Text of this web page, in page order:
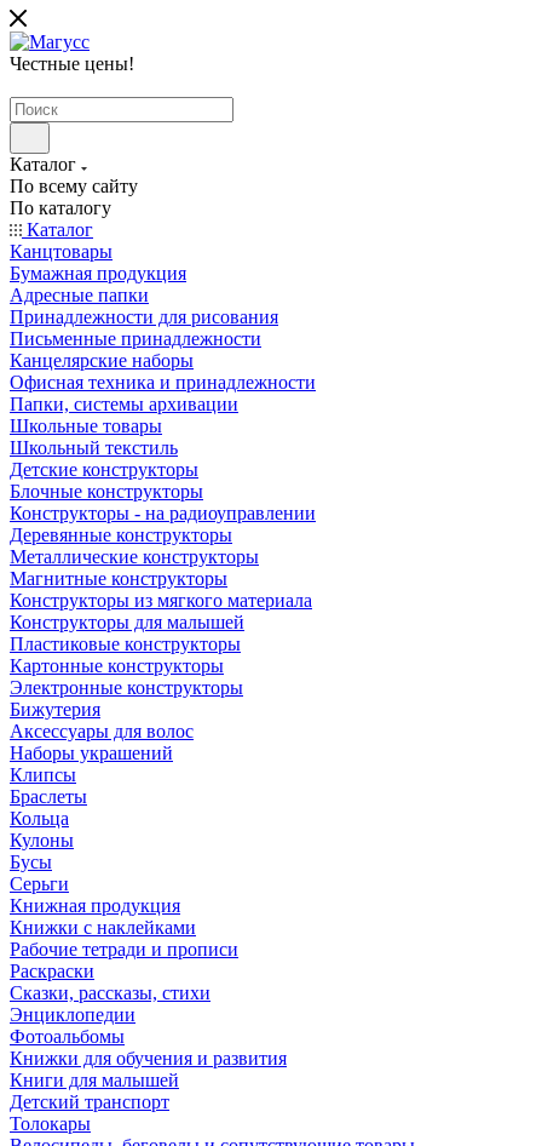
Честные цены!
Каталог
По всему сайту
По каталогу
Каталог
Канцтовары
Бумажная продукция
Адресные папки
Принадлежности для рисования
Письменные принадлежности
Канцелярские наборы
Офисная техника и принадлежности
Папки, системы архивации
Школьные товары
Школьный текстиль
Детские конструкторы
Блочные конструкторы
Конструкторы - на радиоуправлении
Деревянные конструкторы
Металлические конструкторы
Магнитные конструкторы
Конструкторы из мягкого материала
Конструкторы для малышей
Пластиковые конструкторы
Картонные конструкторы
Электронные конструкторы
Бижутерия
Аксессуары для волос
Наборы украшений
Клипсы
Браслеты
Кольца
Кулоны
Бусы
Серьги
Книжная продукция
Книжки с наклейками
Рабочие тетради и прописи
Раскраски
Сказки, рассказы, стихи
Энциклопедии
Фотоальбомы
Книжки для обучения и развития
Книги для малышей
Детский транспорт
Толокары